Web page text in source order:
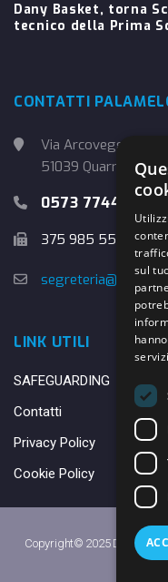
Dany Basket, torna
tecnico della Prima
CONTATTI
Via Arcoveggio, 4
51039 Quarrata (PT)
0573 774457
375 985 5526
LINK UTILI
SAFEGUARDING
Contatti
Privacy Policy
Cookie Policy
Copyright© 2025 DANY
sul